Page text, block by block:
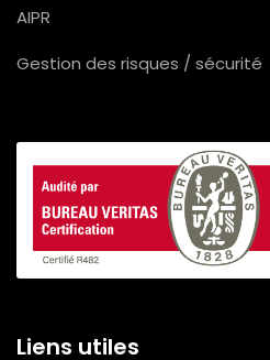
AIPR
Gestion des risques / sécurité
Liens utiles